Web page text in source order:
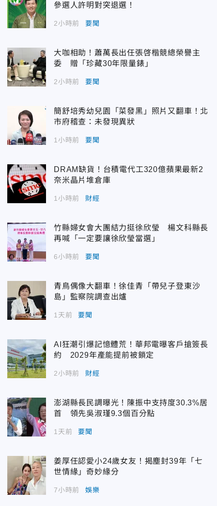
參選人許明對突退選！
2小時前 要聞
大咖相助！蕭萬長出任張啓楷競總榮譽主
委 贈「珍藏30年限量錶」
2小時前 要聞
簡舒培秀幼兒園「菜發黑」照片又翻車！北
市府稽查：未發現異狀
1小時前 要聞
DRAM缺貨！台積電代工320億蘋果最新2
奈米晶片堆倉庫
1小時前 財經
竹縣婦女會大團結力挺徐欣瑩 楊文科縣長
再喊「一定要讓徐欣瑩當選」
6小時前 要聞
青鳥偶像大翻車！徐佳青「帶兒子登東沙
島」監察院調查出爐
1天前 要聞
AI狂潮引爆記憶體荒！華邦電曝客戶搶簽長
約 2029年產能提前被鎖定
2小時前 財經
澎湖縣長民調曝光！陳振中支持度30.3%居
首 領先吳淑瑾9.3個百分點
1天前 要聞
姜厚任認愛小24歲女友！揭塵封39年「七
世情緣」奇妙緣分
7小時前 娛樂